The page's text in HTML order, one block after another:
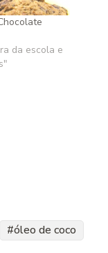
da escola e
óleo de coco